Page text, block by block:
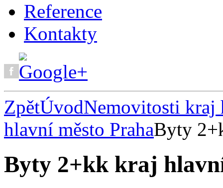
Reference
Kontakty
ZpětÚvodNemovitosti kraj
hlavní město PrahaByty
Byty 2+kk kraj